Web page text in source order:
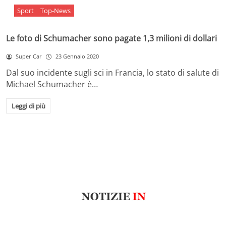
Sport Top-News
Le foto di Schumacher sono pagate 1,3 milioni di dollari
Super Car 23 Gennaio 2020
Dal suo incidente sugli sci in Francia, lo stato di salute di
Michael Schumacher è…
Leggi di più